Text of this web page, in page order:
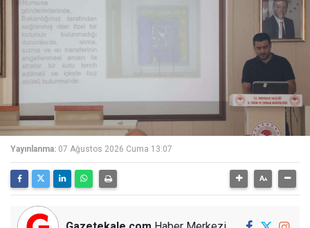
Yayınlanma: 07 Ağustos 2026 Cuma 13:07